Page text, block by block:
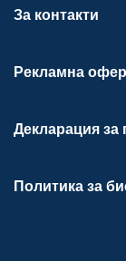
За контакти
Рекламна
Декларация за
Политика за